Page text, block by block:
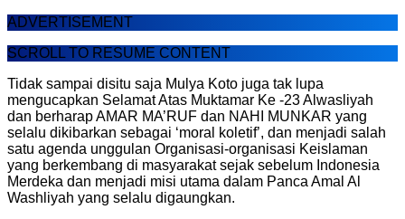
ADVERTISEMENT
SCROLL TO RESUME CONTENT
Tidak sampai disitu saja Mulya Koto juga tak lupa
mengucapkan Selamat Atas Muktamar Ke -23 Alwasliyah
dan berharap AMAR MA’RUF dan NAHI MUNKAR yang
selalu dikibarkan sebagai ‘moral koletif’, dan menjadi salah
satu agenda unggulan Organisasi-organisasi Keislaman
yang berkembang di masyarakat sejak sebelum Indonesia
Merdeka dan menjadi misi utama dalam Panca Amal Al
Washliyah yang selalu digaungkan.